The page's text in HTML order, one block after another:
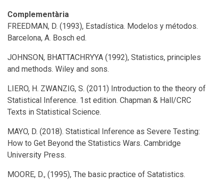
Complementària
FREEDMAN, D. (1993), Estadística. Modelos y métodos.
Barcelona, A. Bosch ed.
JOHNSON, BHATTACHRYYA (1992), Statistics, principles
and methods. Wiley and sons.
LIERO, H. ZWANZIG, S. (2011) Introduction to the theory of
Statistical Inference. 1st edition. Chapman & Hall/CRC
Texts in Statistical Science.
MAYO, D. (2018). Statistical Inference as Severe Testing:
How to Get Beyond the Statistics Wars. Cambridge
University Press.
MOORE, D., (1995), The basic practice of Satatistics.